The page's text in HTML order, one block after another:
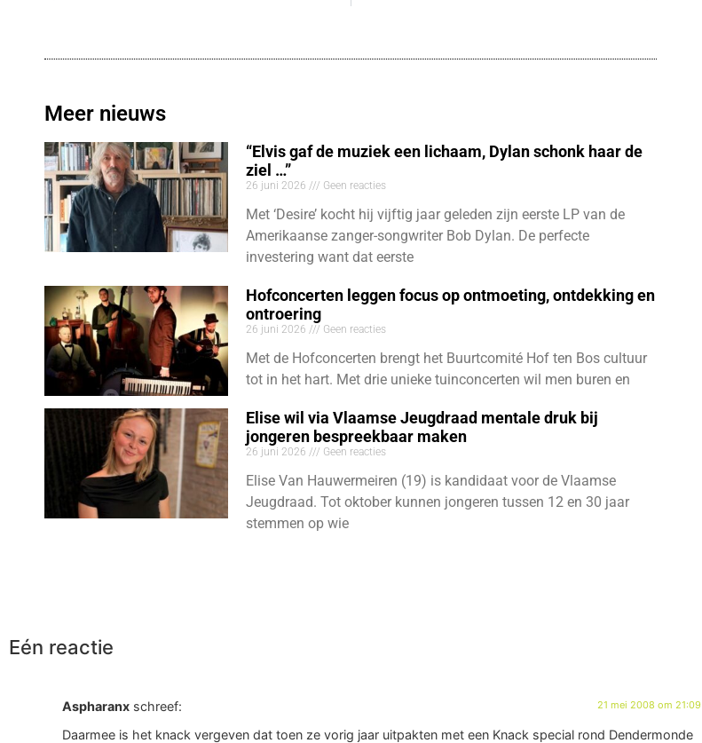
Meer nieuws
“Elvis gaf de muziek een lichaam, Dylan schonk haar de
ziel …”
26 juni 2026 Geen reacties
Met ‘Desire’ kocht hij vijftig jaar geleden zijn eerste LP van de
Amerikaanse zanger-songwriter Bob Dylan. De perfecte
investering want dat eerste
Hofconcerten leggen focus op ontmoeting, ontdekking en
ontroering
26 juni 2026 Geen reacties
Met de Hofconcerten brengt het Buurtcomité Hof ten Bos cultuur
tot in het hart. Met drie unieke tuinconcerten wil men buren en
Elise wil via Vlaamse Jeugdraad mentale druk bij
jongeren bespreekbaar maken
26 juni 2026 Geen reacties
Elise Van Hauwermeiren (19) is kandidaat voor de Vlaamse
Jeugdraad. Tot oktober kunnen jongeren tussen 12 en 30 jaar
stemmen op wie
Eén reactie
Aspharanx schreef: 21 mei 2008 om 21:09
Daarmee is het knack vergeven dat toen ze vorig jaar uitpakten met een Knack special rond Dendermonde